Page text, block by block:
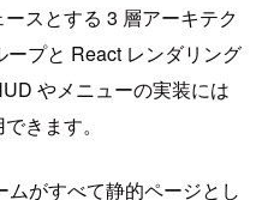
スとする 3 層アーキテク
プと React レンダリング
やメニューの実装には
きます。
がすべて静的ページとし